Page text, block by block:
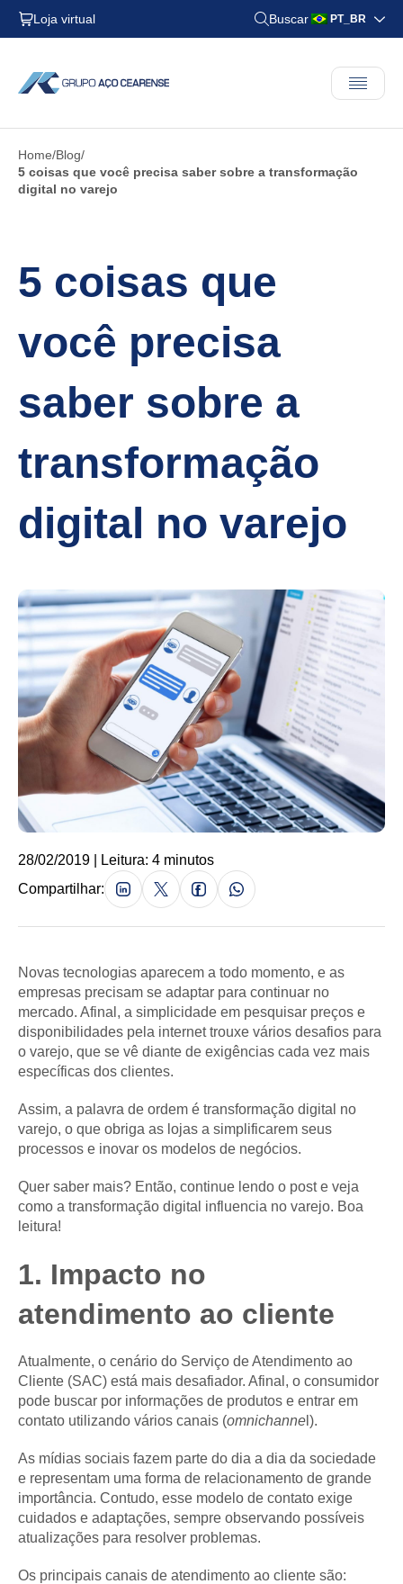
Loja virtual Buscar PT_BR
Home Blog
5 coisas que você precisa saber sobre a transformação
digital no varejo
5 coisas que
você precisa
saber sobre a
transformação
digital no varejo
28/02/2019 | Leitura: 4 minutos
Compartilhar:
Novas tecnologias aparecem a todo momento, e as
empresas precisam se adaptar para continuar no
mercado. Afinal, a simplicidade em pesquisar preços e
disponibilidades pela internet trouxe vários desafios para
o varejo, que se vê diante de exigências cada vez mais
específicas dos clientes.
Assim, a palavra de ordem é transformação digital no
varejo, o que obriga as lojas a simplificarem seus
processos e inovar os modelos de negócios.
Quer saber mais? Então, continue lendo o post e veja
como a transformação digital influencia no varejo. Boa
leitura!
1. Impacto no
atendimento ao cliente
Atualmente, o cenário do Serviço de Atendimento ao
Cliente (SAC) está mais desafiador. Afinal, o consumidor
pode buscar por informações de produtos e entrar em
contato utilizando vários canais (omnichanne l).
As mídias sociais fazem parte do dia a dia da sociedade
e representam uma forma de relacionamento de grande
importância. Contudo, esse modelo de contato exige
cuidados e adaptações, sempre observando possíveis
atualizações para resolver problemas.
Os principais canais de atendimento ao cliente são: